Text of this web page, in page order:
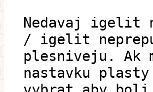
Nedavaj igelit
/ igelit
plesniveju. Ak
nastavku